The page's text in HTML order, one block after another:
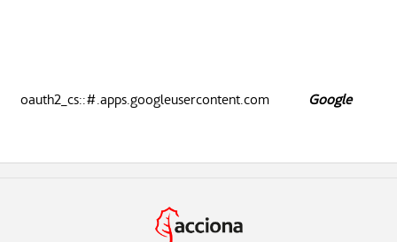
oauth2_cs::#.apps.googleusercontent.com Google